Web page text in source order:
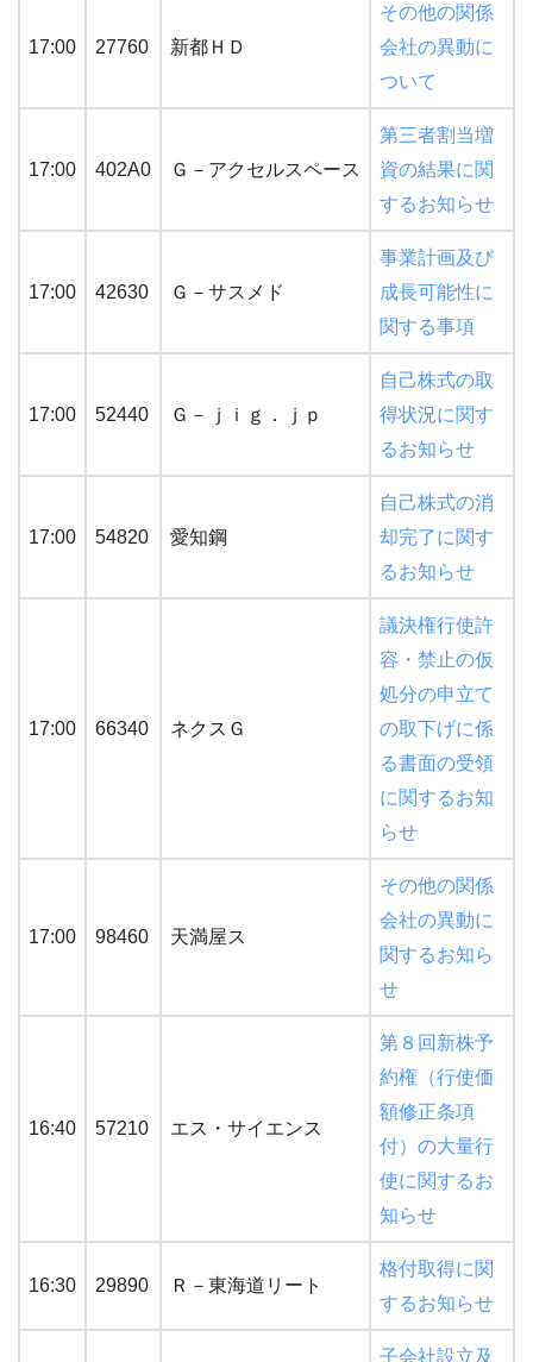
17:00 27760 新都ＨＤ
その他の関係
会社の異動に
ついて
17:00 402A0 Ｇ－アクセルスペース
第三者割当増
資の結果に関
するお知らせ
17:00 42630 Ｇ－サスメド
事業計画及び
成長可能性に
関する事項
17:00 52440 Ｇ－ｊｉｇ．ｊｐ
自己株式の取
得状況に関す
るお知らせ
17:00 54820 愛知鋼
自己株式の消
却完了に関す
るお知らせ
17:00 66340 ネクスＧ
議決権行使許
容・禁止の仮
処分の申立て
の取下げに係
る書面の受領
に関するお知
らせ
17:00 98460 天満屋ス
その他の関係
会社の異動に
関するお知ら
せ
16:40 57210 エス・サイエンス
第８回新株予
約権（行使価
額修正条項
付）の大量行
使に関するお
知らせ
16:30 29890 Ｒ－東海道リート
格付取得に関
するお知らせ
子会社設立及